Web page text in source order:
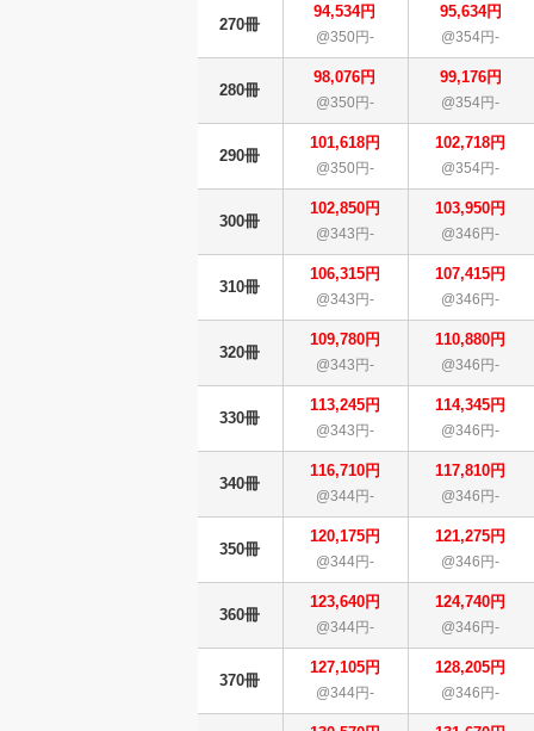
270冊
94,534円
@350円-
95,634円
@354円-
280冊
98,076円
@350円-
99,176円
@354円-
290冊
101,618円
@350円-
102,718円
@354円-
300冊
102,850円
@343円-
103,950円
@346円-
310冊
106,315円
@343円-
107,415円
@346円-
320冊
109,780円
@343円-
110,880円
@346円-
330冊
113,245円
@343円-
114,345円
@346円-
340冊
116,710円
@344円-
117,810円
@346円-
350冊
120,175円
@344円-
121,275円
@346円-
360冊
123,640円
@344円-
124,740円
@346円-
370冊
127,105円
@344円-
128,205円
@346円-